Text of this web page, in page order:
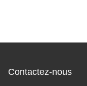
Contactez-nous